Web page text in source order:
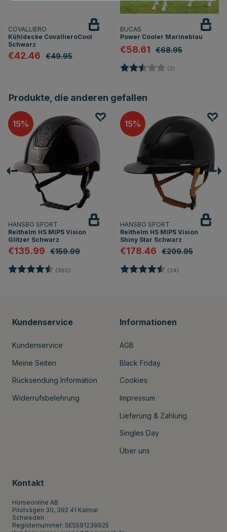
COVALLIERO
Kühldecke CovallieroCool
Schwarz
€42.46 €49.95
BUCAS
Power Cooler Marineblau
€58.61 €68.95
Bewertung: (3)
Produkte, die anderen gefallen
15
HANSBO SPORT
Reithelm HS MIPS Vision
Glitzer Schwarz
€135.99 €159.99
Bewertung: (360) 4.7 von 5 Sternen
15
HANSBO SPORT
Reithelm HS MIPS Vision
Shiny Star Schwarz
€178.46 €209.95
Bewertung: (34)
Kundenservice
Kundenservice
Meine Seiten
Rücksendung Information
Widerrufsbelehrung
Informationen
AGB
Black Friday
Cookies
Impressum
Lieferung & Zahlung
Singles Day
Über uns
Kontakt
Horseonline AB
Pilotvägen 30, 392 41 Kalmar
Schweden
Registernummer: SE5591239925